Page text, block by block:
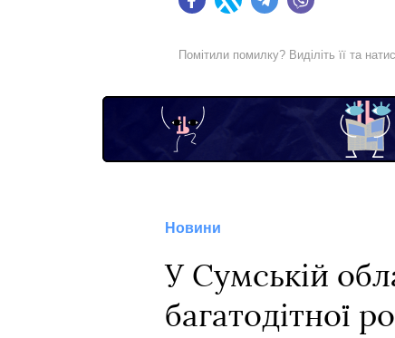
FacebookTwitter Telegram
Помітили помилку? Виділіть її та
Новини
У Сумській
багатодітної